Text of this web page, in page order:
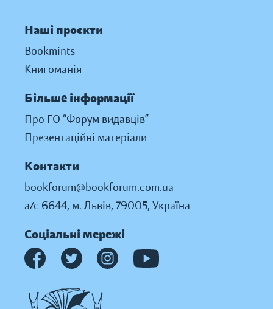
Наші проєкти
Bookmints
Книгоманія
Більше інформації
Про ГО “Форум видавців”
Презентаційні матеріали
Контакти
bookforum@bookforum.com.ua
а/с 6644, м. Львів, 79005, Україна
Соціальні мережі